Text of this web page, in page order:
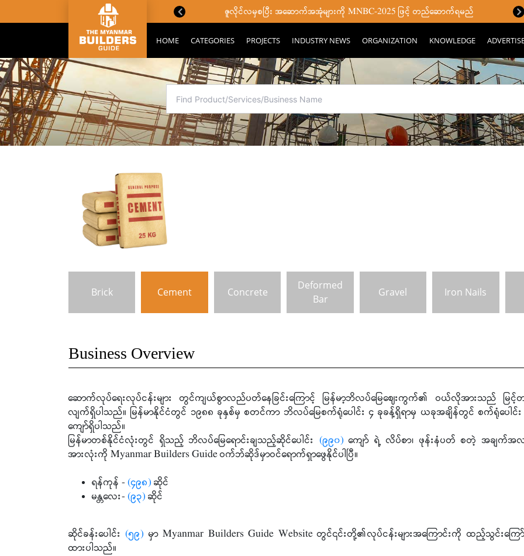
ဇူလိုင်လမှစပြီး အဆောက်အအုံများကို MNBC-2025 ဖြင့် တည်ဆောက်ရမည်
HOME CATEGORIES PROJECTS INDUSTRY NEWS ORGANIZATION KNOWLEDGE
Brick Cement Concrete
Deformed
Bar
Gravel Iron Nails
Business Overview
ဆောက်လုပ်ရေးလုပ်ငန်းများ တွင်ကျယ်စွာလည်ပတ်နေခြင်းကြောင့် မြန်မာ့ဘိလပ်မြေဈေးကွက်၏ ဝယ်လိုအားသည် မြ
လျက်ရှိပါသည်။ မြန်မာနိုင်ငံတွင် ၁၉၈၈ ခုနှစ်မှ စတင်ကာ ဘိလပ်မြေစက်ရုံပေါင်း ၄ ခုခန့်ရှိရာမှ ယခုအချိန်တွင် စက်ရုံပေါင်း
ကျော်ရှိပါသည်။
မြန်မာတစ်နိုင်ငံလုံးတွင် ရှိသည့် ဘိလပ်မြေရောင်းချသည့်ဆိုင်ပေါင်း (၉၉၀) ကျော် ရဲ့ လိပ်စာ၊ ဖုန်းနံပတ် စတဲ့ အချက်
အားလုံးကို Myanmar Builders Guide ဝက်ဘ်ဆိုဒ်မှာဝင်ရောက်ရှာဖွေနိုင်ပါပြီ။
ရန်ကုန် - (၄၉၈) ဆိုင်
မန္တလေး- (၉၃) ဆိုင်
ဆိုင်ခန်းပေါင်း(၅၉) မှာ Myanmar Builders Guide Website တွင်၎င်းတို့၏လုပ်ငန်းများအကြောင်းကို ထည့်သွင်းကြော်
ထားပါသည်။